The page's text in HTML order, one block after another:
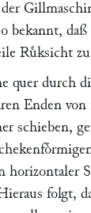
bekannt,
Ruͤksicht
quer durch
Enden
schieben,
horizontaler
folgt,